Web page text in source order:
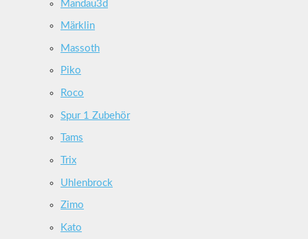
Mandau3d
Märklin
Massoth
Piko
Roco
Spur 1 Zubehör
Tams
Trix
Uhlenbrock
Zimo
Kato